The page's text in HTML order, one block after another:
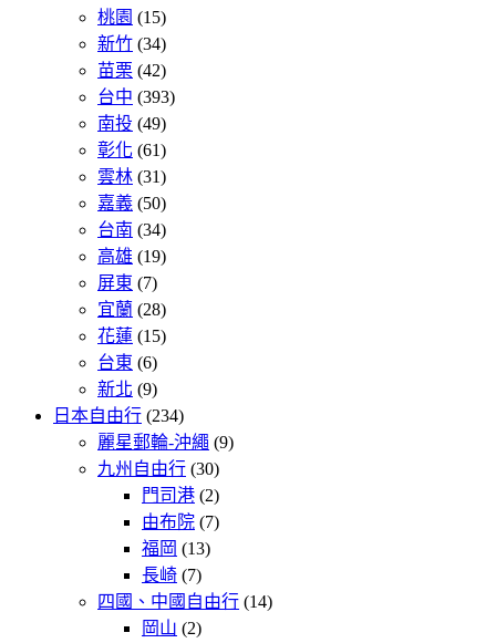
桃園 (15)
新竹 (34)
苗栗 (42)
台中 (393)
南投 (49)
彰化 (61)
雲林 (31)
嘉義 (50)
台南 (34)
高雄 (19)
屏東 (7)
宜蘭 (28)
花蓮 (15)
台東 (6)
新北 (9)
日本自由行 (234)
麗星郵輪-沖繩 (9)
九州自由行 (30)
門司港 (2)
由布院 (7)
福岡 (13)
長崎 (7)
四國、中國自由行 (14)
岡山 (2)